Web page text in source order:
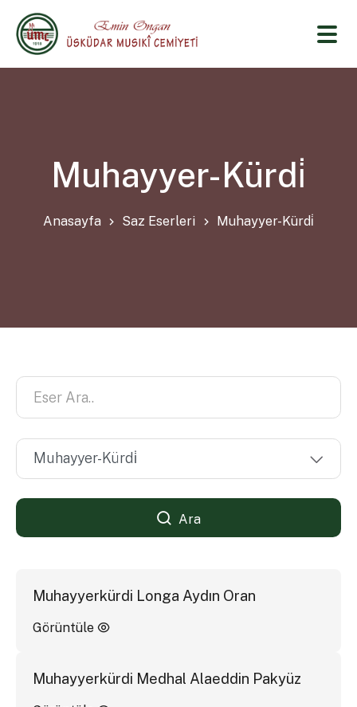
Muhayyer-Kürdi̇
Anasayfa Saz Eserleri Muhayyer-Kürdi̇
Ara
Muhayyerkürdi Longa Aydın Oran
Görüntüle
Muhayyerkürdi Medhal Alaeddin Pakyüz